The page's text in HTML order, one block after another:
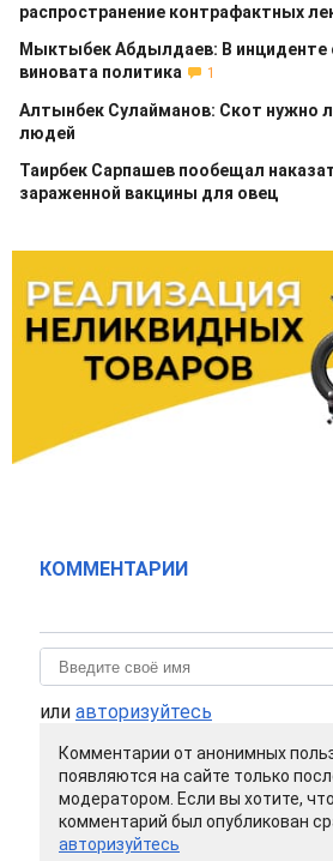
распространение контрафактных
Мыктыбек Абдылдаев: В инциденте
виновата политика
1
Алтынбек Сулайманов: Скот нужно
людей
Таирбек Сарпашев пообещал
зараженной вакцины для овец
КОММЕНТАРИИ
или авторизуйтесь
Комментарии от анонимных
появляются на сайте только
модератором. Если вы хотите,
комментарий был опубликован
авторизуйтесь